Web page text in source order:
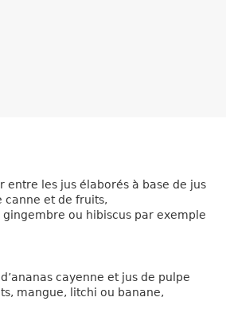
entre les jus élaborés à base de jus
canne et de fruits,
ou hibiscus par exemple
cayenne et jus de pulpe
mangue, litchi ou banane,